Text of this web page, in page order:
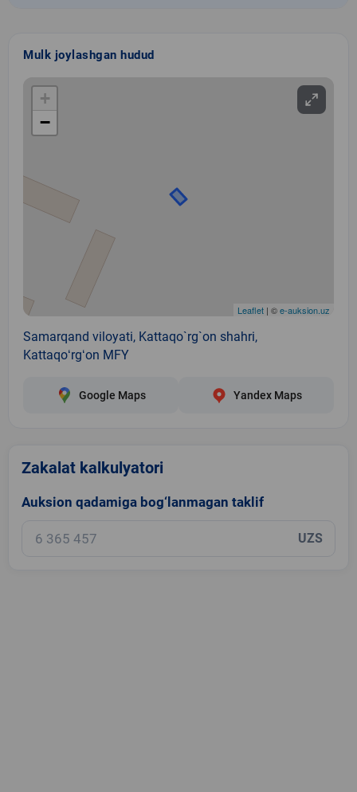
Mulk joylashgan hudud
+
−
Leaflet | ©e-auksion.uz
Samarqand viloyati, Kattaqo`rg`on shahri,
Kattaqoʻrgʻon MFY
Google Maps Yandex Maps
Zakalat kalkulyatori
Auksion qadamiga bog‘lanmagan taklif
UZS